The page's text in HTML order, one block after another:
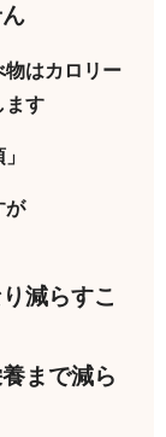
物はカロリー
ます
が
減らすこ
まで減ら